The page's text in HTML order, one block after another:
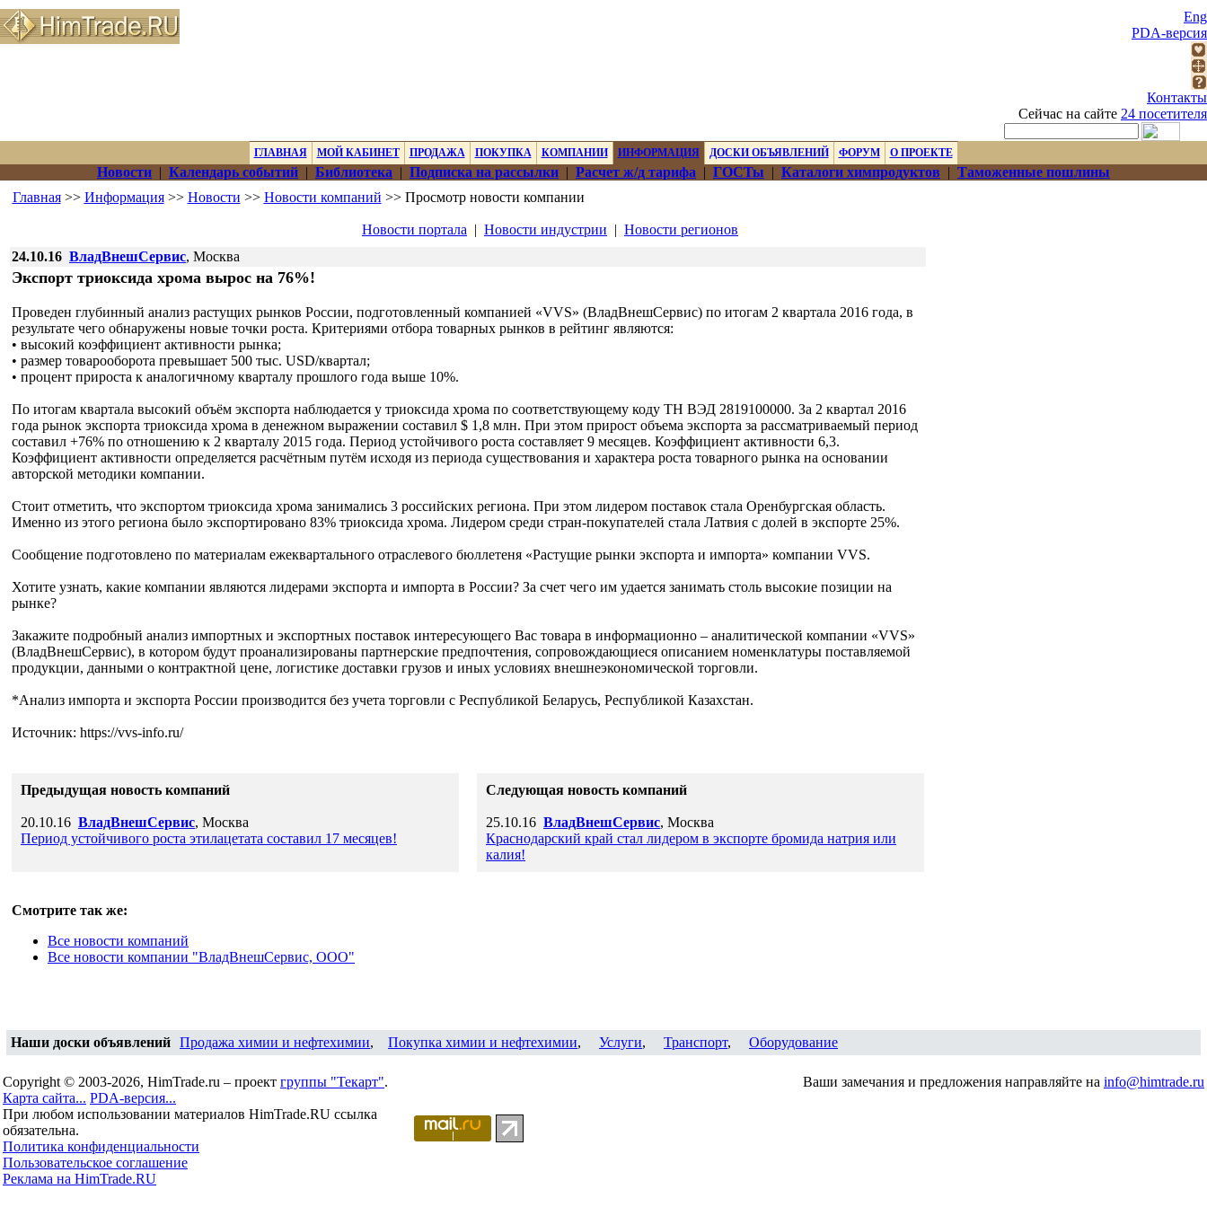
Eng
PDA-версия
Контакты
Сейчас на сайте 24 посетителя
ГЛАВНАЯ МОЙ КАБИНЕТ ПРОДАЖА ПОКУПКА КОМПАНИИ ИНФОРМАЦИЯ ДОСКИ ОБЪЯВЛЕНИЙ ФОРУМ О ПРОЕКТЕ
Новости | Календарь событий | Библиотека | Подписка на рассылки | Расчет ж/д тарифа | ГОСТы | Каталоги химпродуктов | Таможенные пошлины
Главная>> Информация>> Новости >> Новости компаний >> Просмотр новости компании
Новости портала | Новости индустрии | Новости регионов
24.10.16 ВладВнешСервис, Москва
Экспорт триоксида хрома вырос на 76%!
Проведен глубинный анализ растущих рынков России, подготовленный компанией «VVS» (ВладВнешСервис) по итогам 2 квартала 2016 года, в
результате чего обнаружены новые точки роста. Критериями отбора товарных рынков в рейтинг являются:
• высокий коэффициент активности рынка;
• размер товарооборота превышает 500 тыс. USD/квартал;
• процент прироста к аналогичному кварталу прошлого года выше 10%.
По итогам квартала высокий объём экспорта наблюдается у триоксида хрома по соответствующему коду ТН ВЭД 2819100000. За 2 квартал 2016
года рынок экспорта триоксида хрома в денежном выражении составил $ 1,8 млн. При этом прирост объема экспорта за рассматриваемый период
составил +76% по отношению к 2 кварталу 2015 года. Период устойчивого роста составляет 9 месяцев. Коэффициент активности 6,3.
Коэффициент активности определяется расчётным путём исходя из периода существования и характера роста товарного рынка на основании
авторской методики компании.
Стоит отметить, что экспортом триоксида хрома занимались 3 российских региона. При этом лидером поставок стала Оренбургская область.
Именно из этого региона было экспортировано 83% триоксида хрома. Лидером среди стран-покупателей стала Латвия с долей в экспорте 25%.
Сообщение подготовлено по материалам ежеквартального отраслевого бюллетеня «Растущие рынки экспорта и импорта» компании VVS.
Хотите узнать, какие компании являются лидерами экспорта и импорта в России? За счет чего им удается занимать столь высокие позиции на
рынке?
Закажите подробный анализ импортных и экспортных поставок интересующего Вас товара в информационно – аналитической компании «VVS»
(ВладВнешСервис), в котором будут проанализированы партнерские предпочтения, сопровождающиеся описанием номенклатуры поставляемой
продукции, данными о контрактной цене, логистике доставки грузов и иных условиях внешнеэкономической торговли.
*Анализ импорта и экспорта России производится без учета торговли с Республикой Беларусь, Республикой Казахстан.
Источник: https://vvs-info.ru/
Предыдущая новость компаний
20.10.16 ВладВнешСервис, Москва
Период устойчивого роста этилацетата составил 17 месяцев!
Следующая новость компаний
25.10.16 ВладВнешСервис, Москва
Краснодарский край стал лидером в экспорте бромида натрия или
калия!
Смотрите так же:
Все новости компaний
Все новости компaнии "ВладВнешСервис, ООО"
Наши доски объявлений Продажа химии и нефтехимии, Покупка химии и нефтехимии, Услуги, Транспорт, Оборудование
Copyright © 2003-2026, HimTrade.ru – проект группы "Текарт".
Карта сайта... PDA-версия...
При любом использовании материалов HimTrade.RU ссылка
обязательна.
Политика конфиденциальности
Пользовательское соглашение
Реклама на HimTrade.RU
Ваши замечания и предложения направляйте на info@himtrade.ru